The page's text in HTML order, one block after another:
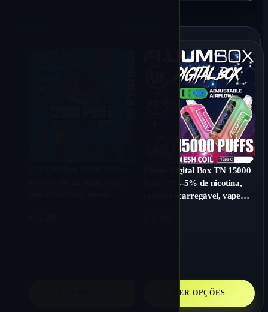
Fluum Digital Box TN 15000
Puffs | 0%-5% de nicotina,
caneta recarregável, vape
VER OPÇÕES